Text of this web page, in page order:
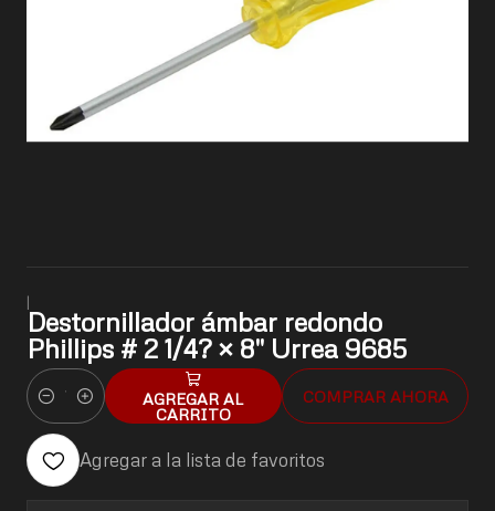
|
Destornillador ámbar redondo
Phillips # 2 1/4? × 8" Urrea 9685
Cantidad
AGREGAR AL
CARRITO
COMPRAR AHORA
Agregar a la lista de favoritos